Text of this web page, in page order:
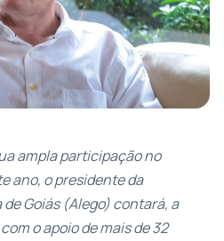
ampla participação no
ano, o presidente da
Goiás (Alego) contará, a
o apoio de mais de 32